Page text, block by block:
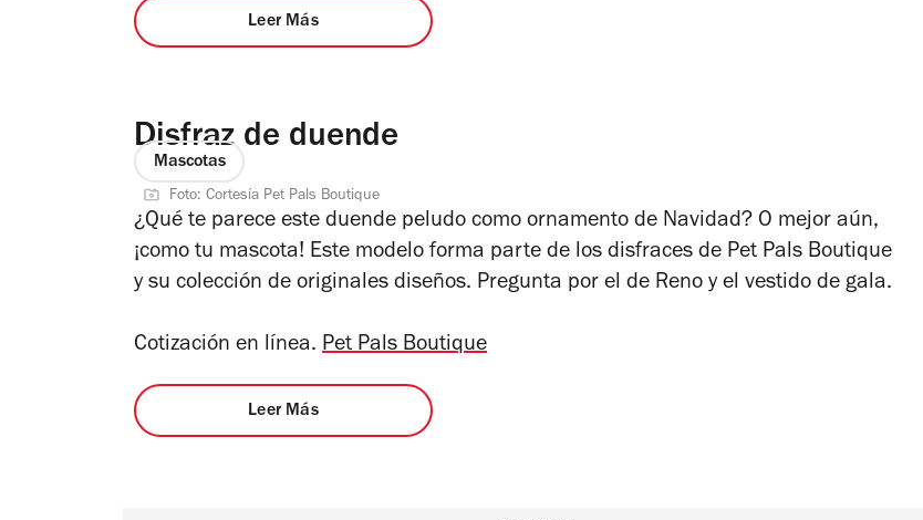
Leer Más
Disfraz de duende
Mascotas
Foto: Cortesía Pet Pals Boutique
¿Qué te parece este duende peludo como ornamento de Navidad? O mejor aún,
¡como tu mascota! Este modelo forma parte de los disfraces de Pet Pals Boutique
y su colección de originales diseños. Pregunta por el de Reno y el vestido de gala.
Cotización en línea. Pet Pals Boutique
Leer Más